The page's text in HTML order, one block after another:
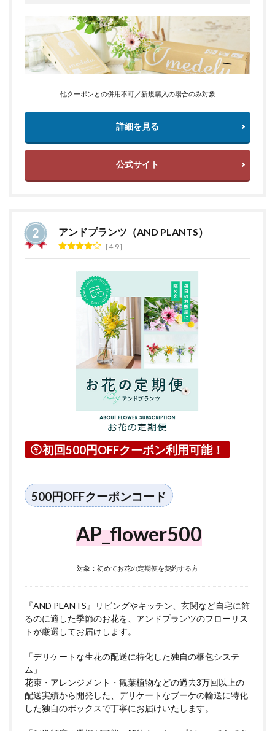
他クーポンとの併用不可／新規購入の場合のみ対象
詳細を見る
公式サイト
アンドプランツ（AND PLANTS）
4.9
初回500円OFFクーポン利用可能！
500円OFFクーポンコード
AP_flower500
対象：初めてお花の定期便を契約する方
『AND PLANTS』リビングやキッチン、玄関など自宅に飾
るのに適した季節のお花を、アンドプランツのフローリス
トが厳選してお届けします。
「デリケートな生花の配送に特化した独自の梱包システ
ム」
花束・アレンジメント・観葉植物などの過去3万回以上の
配送実績から開発した、デリケートなブーケの輸送に特化
した独自のボックスで丁寧にお届けいたします。